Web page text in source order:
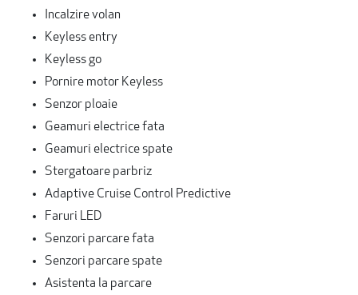
Incalzire volan
Keyless entry
Keyless go
Pornire motor Keyless
Senzor ploaie
Geamuri electrice fata
Geamuri electrice spate
Stergatoare parbriz
Adaptive Cruise Control Predictive
Faruri LED
Senzori parcare fata
Senzori parcare spate
Asistenta la parcare